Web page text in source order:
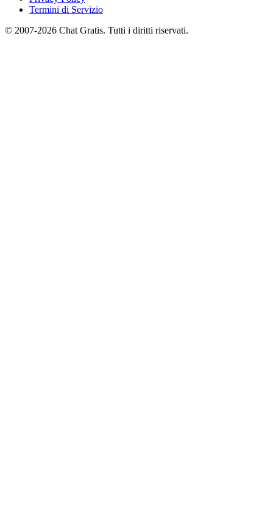
Termini di Servizio
© 2007-2026 Chat Gratis. Tutti i diritti riservati.